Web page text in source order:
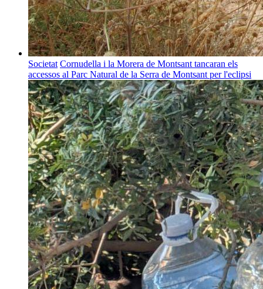
Societat Cornudella i la Morera de Montsant tancaran els
accessos al Parc Natural de la Serra de Montsant per l'eclipsi